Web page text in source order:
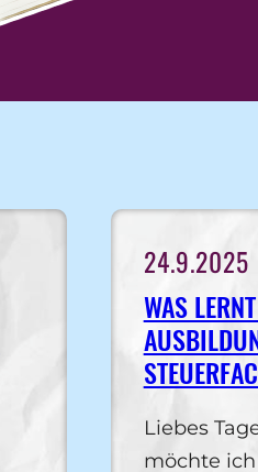
24.9.2025
WAS
Liebes
möchte